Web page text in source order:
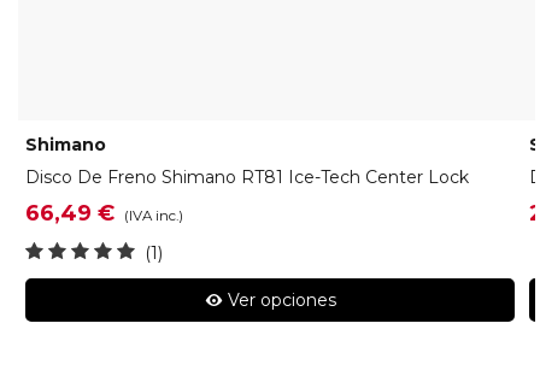
Shimano
Disco De Freno Shimano RT81 Ice-Tech Center Lock
66,49 € (IVA inc.)
(1)
Ver opciones